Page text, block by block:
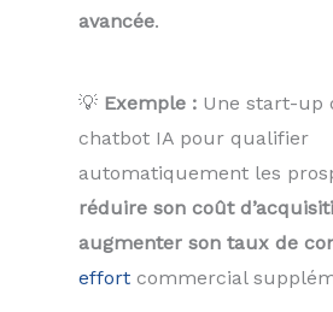
avancée.
💡 Exemple : Une start-up
chatbot IA pour qualifier
automatiquement les
réduire son coût
augmenter son taux de
effort commercial